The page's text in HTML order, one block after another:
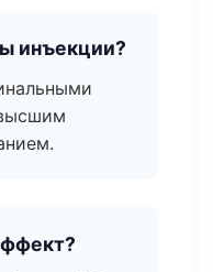
инъекции?